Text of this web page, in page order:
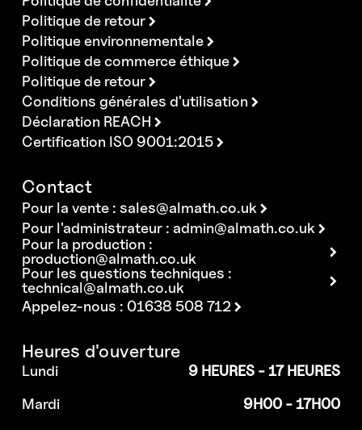
Politique de retour
Politique environnementale
Politique de commerce éthique
Politique de retour
Conditions générales d'utilisation
Déclaration REACH
Certification ISO 9001:2015
Contact
Pour la vente :sales@almath.co.uk
Pour l'administrateur : admin@almath.co.uk
Pour la production :
production@almath.co.uk
Pour les questions techniques :
technical@almath.co.uk
Appelez-nous : 01638 508 712
Heures d'ouverture
Lundi
9 HEURES - 17 HEURES
Mardi
9H00 - 17H00